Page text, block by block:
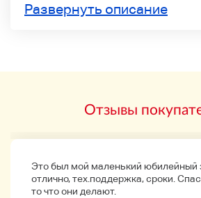
Все изображения показаны на
Развернуть описание
Отзывы
Это был мой маленький юбилейный
отлично, тех.поддержка, сроки.
то что они делают.